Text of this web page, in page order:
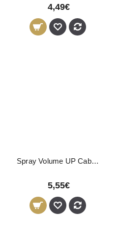
4,49€
Spray Volume UP Cabelos Finos Nirvel 250ml
5,55€